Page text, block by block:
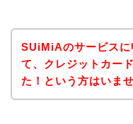
SUiMiAのサービスに
て、クレジットカー
た！という方はいま